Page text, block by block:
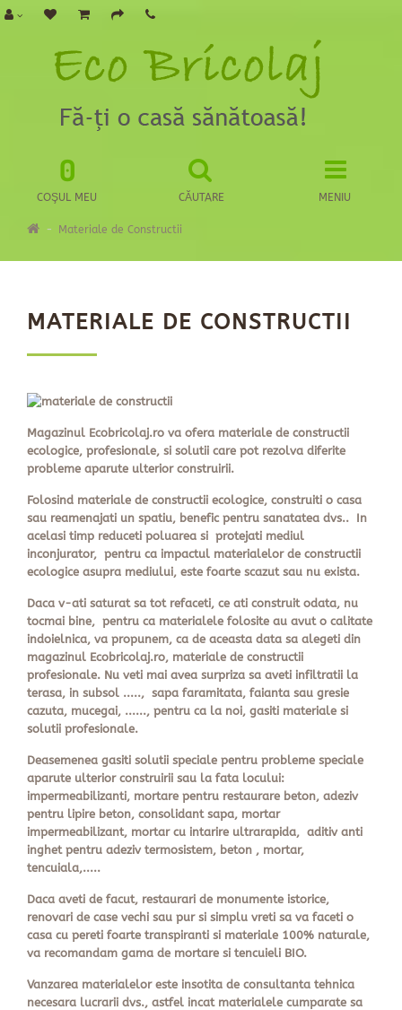
MENIU
CĂUTARE
0
COŞUL MEU
Materiale de Constructii
MATERIALE DE CONSTRUCTII
Magazinul Ecobricolaj.ro va ofera materiale de constructii
ecologice, profesionale, si solutii care pot rezolva diferite
probleme aparute ulterior construirii.
Folosind materiale de constructii ecologice, construiti o casa
sau reamenajati un spatiu, benefic pentru sanatatea dvs.. In
acelasi timp reduceti poluarea si protejati mediul
inconjurator, pentru ca impactul materialelor de constructii
ecologice asupra mediului, este foarte scazut sau nu exista.
Daca v-ati saturat sa tot refaceti, ce ati construit odata, nu
tocmai bine, pentru ca materialele folosite au avut o calitate
indoielnica, va propunem, ca de aceasta data sa alegeti din
magazinul Ecobricolaj.ro, materiale de constructii
profesionale. Nu veti mai avea surpriza sa aveti infiltratii la
terasa, in subsol ....., sapa faramitata, faianta sau gresie
cazuta, mucegai, ......, pentru ca la noi, gasiti materiale si
solutii profesionale.
Deasemenea gasiti solutii speciale pentru probleme speciale
aparute ulterior construirii sau la fata locului:
impermeabilizanti, mortare pentru restaurare beton, adeziv
pentru lipire beton, consolidant sapa, mortar
impermeabilizant, mortar cu intarire ultrarapida, aditiv anti
inghet pentru adeziv termosistem, beton , mortar,
tencuiala,.....
Daca aveti de facut, restaurari de monumente istorice,
renovari de case vechi sau pur si simplu vreti sa va faceti o
casa cu pereti foarte transpiranti si materiale 100% naturale,
va recomandam gama de mortare si tencuieli BIO.
Vanzarea materialelor este insotita de consultanta tehnica
necesara lucrarii dvs., astfel incat materialele cumparate sa